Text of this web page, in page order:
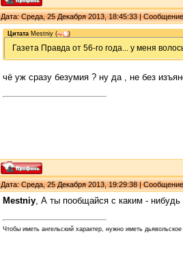
Дата: Среда, 25 Декабря 2013, 18:45:33 |
Цитата Mestniy ( )
Газета Правда от 56-го года... у меня
чё уж сразу безумия ? ну да , не без
Дата: Среда, 25 Декабря 2013, 19:29:38 |
Mestniy, А ты пообщайся с каким - нибудь
Чтобы иметь ангельский характер, нужно иметь дьявольское